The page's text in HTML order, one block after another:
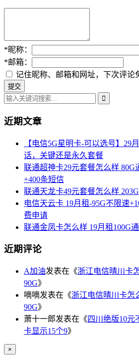
*昵称：
*邮箱：
记住昵称、邮箱和网址，下次评论
近期文章
【电信5G星明卡-可以选号】29
话，关键还是永久套餐
联通超神卡29元套餐怎么样 80G
+400条短信
联通天龙卡49元套餐怎么样
电信天云卡 19月租-95G不限速
费申请
联通金凤卡怎么样 19月租100G
近期评论
A加油发表在《浙江电信晴川卡
90G》
嘀嘀发表在《浙江电信晴川卡怎
90G》
萧十一郎发表在《四川绝版10元
卡显示15个9》
×